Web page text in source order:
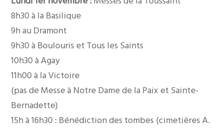
8h30 à la Basilique
9h au Dramont
9h30 à Boulouris et Tous les Saints
10h30 à Agay
11h00 à la Victoire
(pas de Messe à Notre Dame de la Paix et Sainte-
Bernadette)
15h à 16h30 : Bénédiction des tombes (cimetières A.